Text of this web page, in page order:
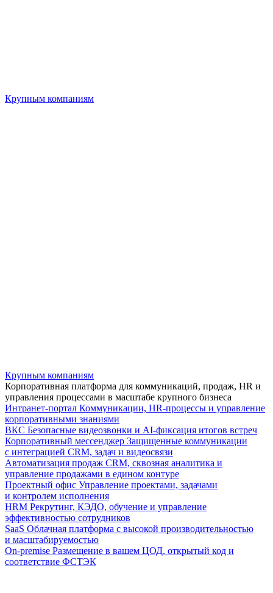
Крупным компаниям
Крупным компаниям
Корпоративная платформа для коммуникаций, продаж, HR и
управления процессами в масштабе крупного бизнеса
Интранет-портал Коммуникации, HR-процессы и управление
корпоративными знаниями
ВКС Безопасные видеозвонки и AI-фиксация итогов встреч
Корпоративный мессенджер Защищенные коммуникации
с интеграцией CRM, задач и видеосвязи
Автоматизация продаж CRM, сквозная аналитика и
управление продажами в едином контуре
Проектный офис Управление проектами, задачами
и контролем исполнения
HRM Рекрутинг, КЭДО, обучение и управление
эффективностью сотрудников
SaaS Облачная платформа с высокой производительностью
и масштабируемостью
On-premise Размещение в вашем ЦОД, открытый код и
соответствие ФСТЭК